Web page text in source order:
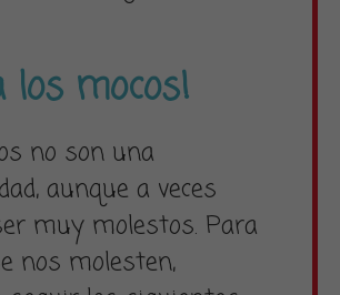
los mocos!
no son una
aunque a veces
muy molestos. Para
nos molesten,